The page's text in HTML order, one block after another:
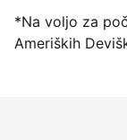
*Na voljo za
Ameriških